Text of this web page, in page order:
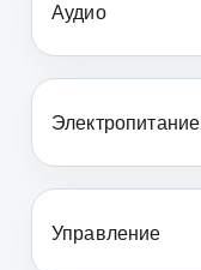
Аудио
Электропитание
Управление